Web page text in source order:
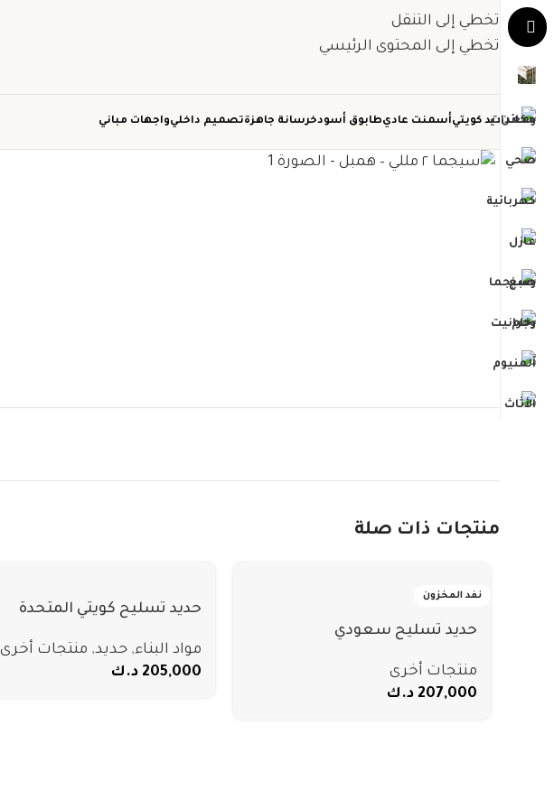
تخطي إلى التنقل
تخطي إلى المحتوى الرئيسي
حديد كويتيأسمنت عاديطابوق أسودخرسانة جاهزةتصميم داخليواجهات مباني
منتجات ذات صلة
نفد المخزون
حديد تسليح سعودي
منتجات أخرى
207,000 د.ك
حديد تسليح كويتي المتحدة
مواد البناء, حديد, منتجات أخرى
205,000 د.ك